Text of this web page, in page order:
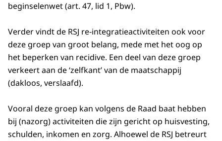
beginselenwet (art. 47, lid 1, Pbw).
Verder vindt de RSJ re-integratieactiviteiten ook voor
deze groep van groot belang, mede met het oog op
het beperken van recidive. Een deel van deze groep
verkeert aan de ‘zelfkant’ van de maatschappij
(dakloos, verslaafd).
Vooral deze groep kan volgens de Raad baat hebben
bij (nazorg) activiteiten die zijn gericht op huisvesting,
schulden, inkomen en zorg. Alhoewel de RSJ betreurt